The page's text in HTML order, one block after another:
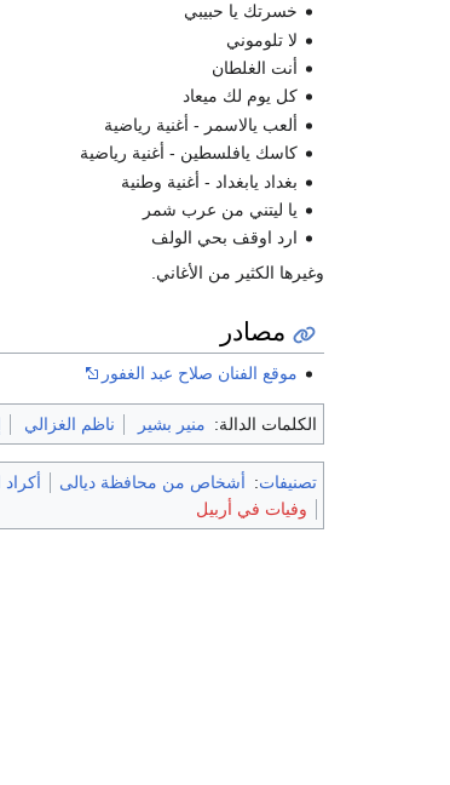
خسرتك يا حبيبي
لا تلوموني
أنت الغلطان
كل يوم لك ميعاد
ألعب يالاسمر - أغنية رياضية
كاسك يافلسطين - أغنية رياضية
بغداد يابغداد - أغنية وطنية
يا ليتني من عرب شمر
ارد اوقف بحي الولف
وغيرها الكثير من الأغاني.
مصادر
موقع الفنان صلاح عبد الغفور
الكلمات الدالة: منير بشير ناظم الغزالي
تصنيفات: أشخاص من محافظة ديالى أكراد
وفيات في أربيل